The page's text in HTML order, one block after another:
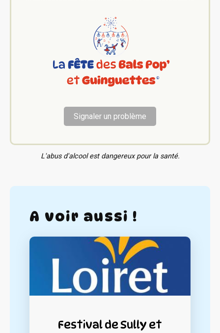
Signaler un problème
L'abus d'alcool est dangereux pour la santé.
A voir aussi !
Festival de Sully et